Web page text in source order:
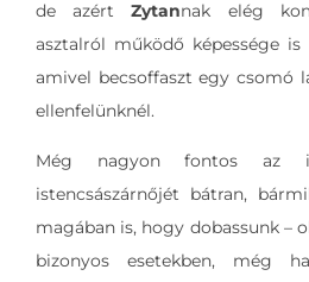
de azért Zytannak elég
asztalról működő képessége is
amivel becsoffaszt egy csomó
ellenfelünknél.
Még nagyon fontos az
istencsászárnőjét bátran,
magában is, hogy dobassunk –
bizonyos esetekben, még